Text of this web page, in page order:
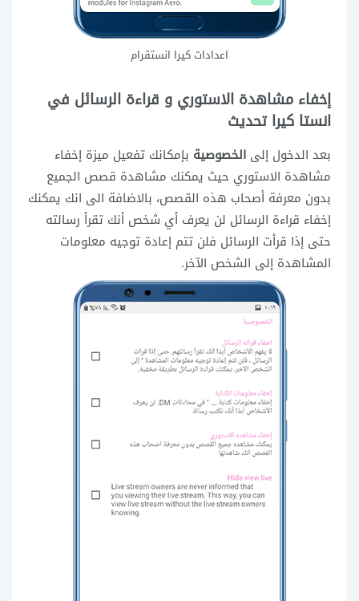
اعدادات كيرا انستقرام
إخفاء مشاهدة الاستوري و قراءة الرسائل في
انستا كيرا تحديث
بعد الدخول إلى الخصوصية بإمكانك تفعيل ميزة إخفاء
مشاهدة الاستوري حيث يمكنك مشاهدة قصص الجميع
بدون معرفة أصحاب هذه القصص، بالاضافة الى انك يمكنك
إخفاء قراءة الرسائل لن يعرف أي شخص أنك تقرأ رسالته
حتى إذا قرأت الرسائل فلن تتم إعادة توجيه معلومات
المشاهدة إلى الشخص الآخر.